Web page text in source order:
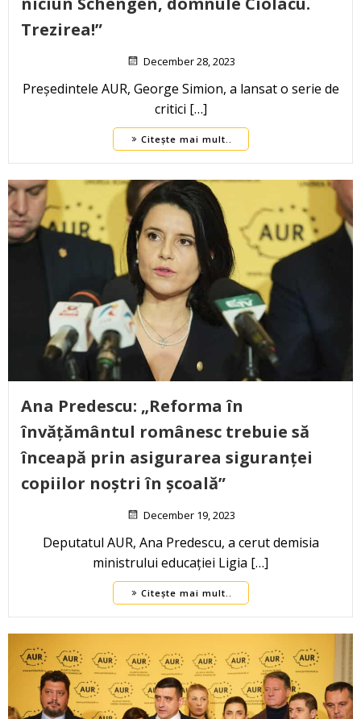
Trezirea!”
December 28, 2023
Președintele AUR, George Simion, a lansat o serie de
critici […]
Citește mai mult..
Ana Predescu: „Reforma în
învățământul românesc trebuie să
înceapă prin asigurarea siguranței
copiilor noștri în școală”
December 19, 2023
Deputatul AUR, Ana Predescu, a cerut demisia
ministrului educației Ligia […]
Citește mai mult..